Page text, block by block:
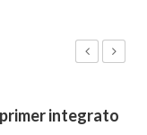
integrato